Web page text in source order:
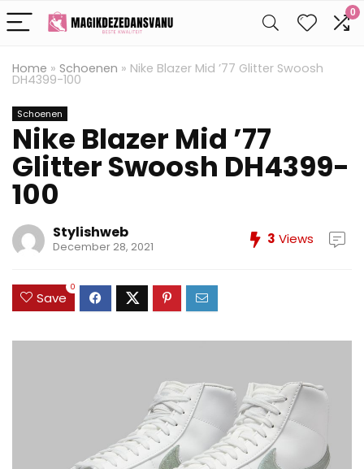
0
Home » Schoenen » Nike Blazer Mid ’77 Glitter Swoosh
DH4399-100
Schoenen
Nike Blazer Mid ’77
Glitter Swoosh DH4399-
100
Stylishweb
December 28, 2021 3 Views
Save
0